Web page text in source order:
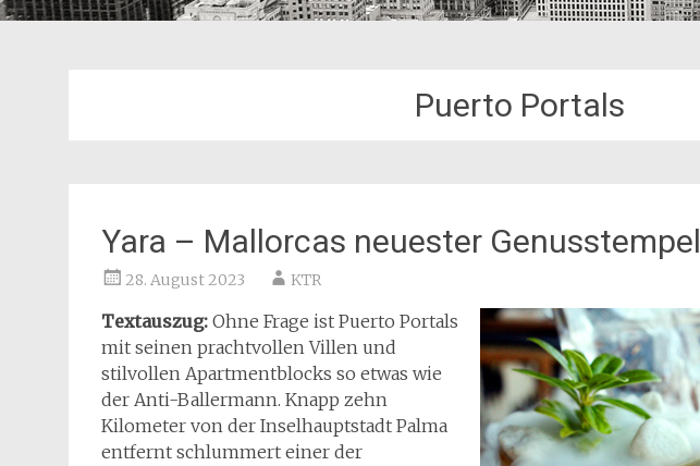
Puerto Portals
Yara – Mallorcas neuester Genusstempel
28. August 2023 KTR
Textauszug: Ohne Frage ist Puerto Portals
mit seinen prachtvollen Villen und
stilvollen Apartmentblocks so etwas wie
der Anti-Ballermann. Knapp zehn
Kilometer von der Inselhauptstadt Palma
entfernt schlummert einer der